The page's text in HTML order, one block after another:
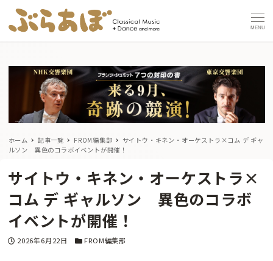
MENU
ホーム 記事一覧 FROM編集部
サイトウ・キネン・オーケストラ×コム デ ギャ
ルソン 異色のコラボイベントが開催！
サイトウ・キネン・オーケストラ×
コム デ ギャルソン 異色のコラボ
イベントが開催！
投稿日
2026年6月22日 カテゴリー
FROM編集部